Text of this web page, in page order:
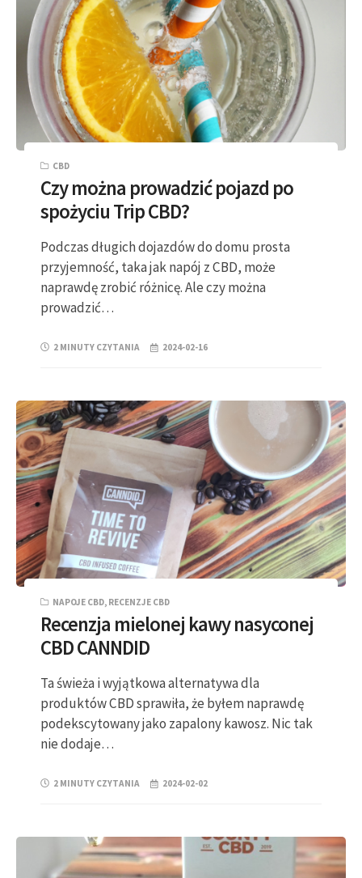
CBD
Czy można prowadzić pojazd po
spożyciu Trip CBD?
Podczas długich dojazdów do domu prosta
przyjemność, taka jak napój z CBD, może
naprawdę zrobić różnicę. Ale czy można
prowadzić…
2 MINUTY CZYTANIA 2024-02-16
NAPOJE CBD, RECENZJE CBD
Recenzja mielonej kawy nasyconej
CBD CANNDID
Ta świeża i wyjątkowa alternatywa dla
produktów CBD sprawiła, że byłem naprawdę
podekscytowany jako zapalony kawosz. Nic tak
nie dodaje…
2 MINUTY CZYTANIA 2024-02-02